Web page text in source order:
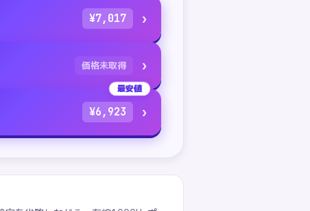
¥7,017 ›
価格未取得 ›
最安値
¥6,923 ›